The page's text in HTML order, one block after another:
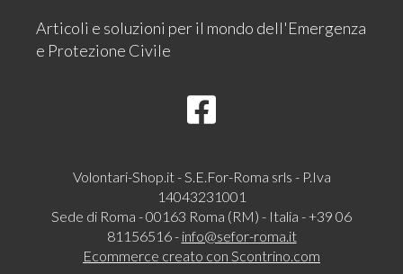
Articoli e soluzioni per il mondo dell'Emergenza
e Protezione Civile
Volontari-Shop.it - S.E.For-Roma srls - P.Iva
14043231001
Sede di Roma - 00163 Roma (RM) - Italia - +39 06
81156516 - info@sefor-roma.it
Ecommerce creato con Scontrino.com